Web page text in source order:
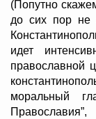
(Попутно
до сих пор не
идет
православной
моральный